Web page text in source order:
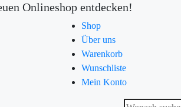
Onlineshop entdecken!
Shop
Über uns
Warenkorb
Wunschliste
Mein Konto